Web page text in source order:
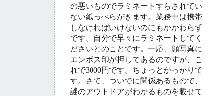
の悪いものでラミネートすらされてい
ない紙っぺらがきます。業務中は携帯
しなければいけないのにもかかわらず
です。自分で早々にラミネートしてく
ださいとのことです。一応、顔写真に
エンボス印が押してあるのですが、こ
れで3000円です。ちょっとがっかりで
す。さて、ついでに関係あるもので、
謎のアウトドアがわかるものを載せて